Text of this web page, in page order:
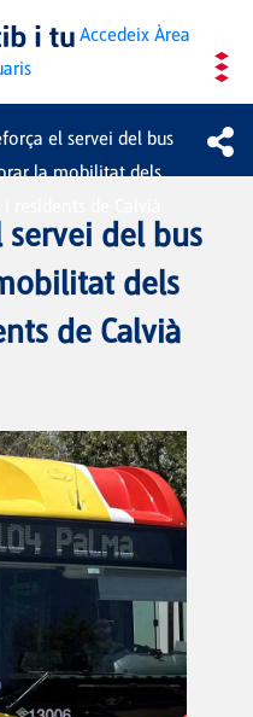
AccedeixÀrea
el servei del bus
la mobilitat dels
servei del bus
dels
de Calvià